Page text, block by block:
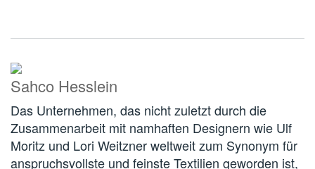
Sahco Hesslein
Das Unternehmen, das nicht zuletzt durch die
Zusammenarbeit mit namhaften Designern wie Ulf
Moritz und Lori Weitzner weltweit zum Synonym für
anspruchsvollste und feinste Textilien geworden ist,